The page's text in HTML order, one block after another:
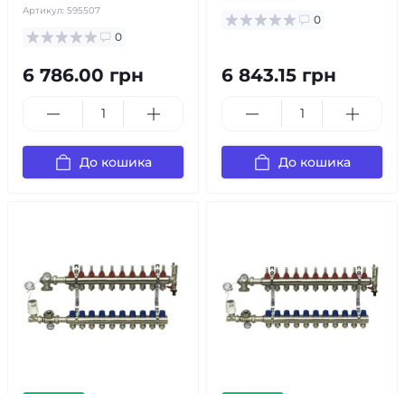
Артикул: 595507
0
6 786.00 грн
До кошика
0
6 843.15 грн
До кошика